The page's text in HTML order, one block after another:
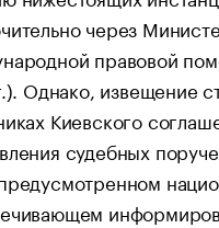
через
правовой
Однако, извещение
Киевского
судебных